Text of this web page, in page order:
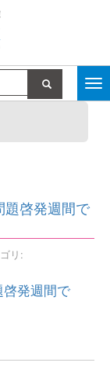
検索
題啓発週間で
リ:
発週間で